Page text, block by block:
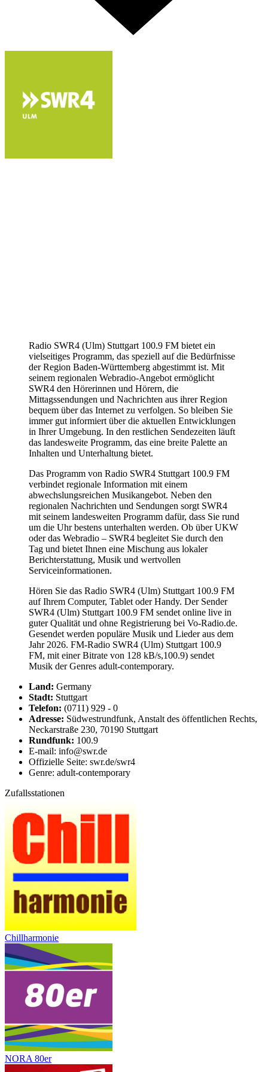
Radio SWR4 (Ulm) Stuttgart 100.9 FM bietet ein
vielseitiges Programm, das speziell auf die Bedürfnisse
der Region Baden-Württemberg abgestimmt ist. Mit
seinem regionalen Webradio-Angebot ermöglicht
SWR4 den Hörerinnen und Hörern, die
Mittagssendungen und Nachrichten aus ihrer Region
bequem über das Internet zu verfolgen. So bleiben Sie
immer gut informiert über die aktuellen Entwicklungen
in Ihrer Umgebung. In den restlichen Sendezeiten läuft
das landesweite Programm, das eine breite Palette an
Inhalten und Unterhaltung bietet.
Das Programm von Radio SWR4 Stuttgart 100.9 FM
verbindet regionale Information mit einem
abwechslungsreichen Musikangebot. Neben den
regionalen Nachrichten und Sendungen sorgt SWR4
mit seinem landesweiten Programm dafür, dass Sie rund
um die Uhr bestens unterhalten werden. Ob über UKW
oder das Webradio – SWR4 begleitet Sie durch den
Tag und bietet Ihnen eine Mischung aus lokaler
Berichterstattung, Musik und wertvollen
Serviceinformationen.
Hören Sie das Radio SWR4 (Ulm) Stuttgart 100.9 FM
auf Ihrem Computer, Tablet oder Handy. Der Sender
SWR4 (Ulm) Stuttgart 100.9 FM sendet online live in
guter Qualität und ohne Registrierung bei Vo-Radio.de.
Gesendet werden populäre Musik und Lieder aus dem
Jahr 2026. FM-Radio SWR4 (Ulm) Stuttgart 100.9
FM, mit einer Bitrate von 128 kB/s,100.9) sendet
Musik der Genres adult-contemporary.
Land: Germany
Stadt: Stuttgart
Telefon: (0711) 929 - 0
Adresse: Südwestrundfunk, Anstalt des öffentlichen Rechts,
Neckarstraße 230, 70190 Stuttgart
Rundfunk: 100.9
E-mail: info@swr.de
Offizielle Seite: swr.de/swr4
Genre: adult-contemporary
Zufallsstationen
Chillharmonie
NORA 80er